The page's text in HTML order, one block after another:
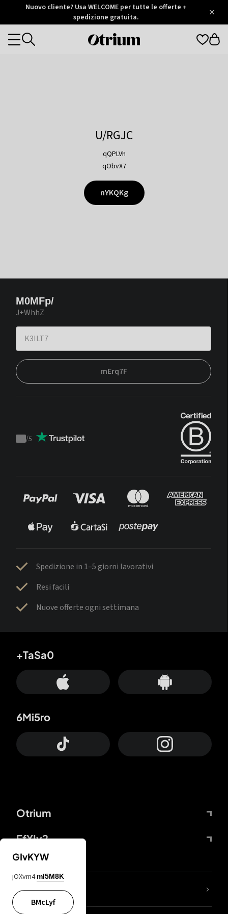
Otrium
Trustpilot
Nuovo cliente? Usa WELCOME per tutte le offerte +
spedizione gratuita.
Otrium
Categories
U/RGJC
qQPLVh
qObvX7
nYKQKg
M0MFp/
J+WhhZ
mErq7F
Trustpilot
/5
Spedizione in 1–5 giorni lavorativi
Resi facili
Nuove offerte ogni settimana
Otrium
FfYIy2
+TaSa0
6Mi5ro
Lj7sBL
GIvKYW
jOXvm4 mI5M8K
BMcLyf